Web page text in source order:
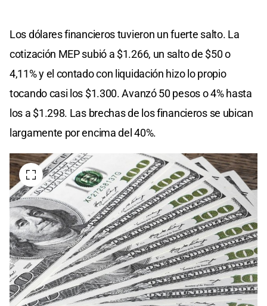
Los dólares financieros tuvieron un fuerte salto. La
cotización MEP subió a $1.266, un salto de $50 o
4,11% y el contado con liquidación hizo lo propio
tocando casi los $1.300. Avanzó 50 pesos o 4% hasta
los a $1.298. Las brechas de los financieros se ubican
largamente por encima del 40%.